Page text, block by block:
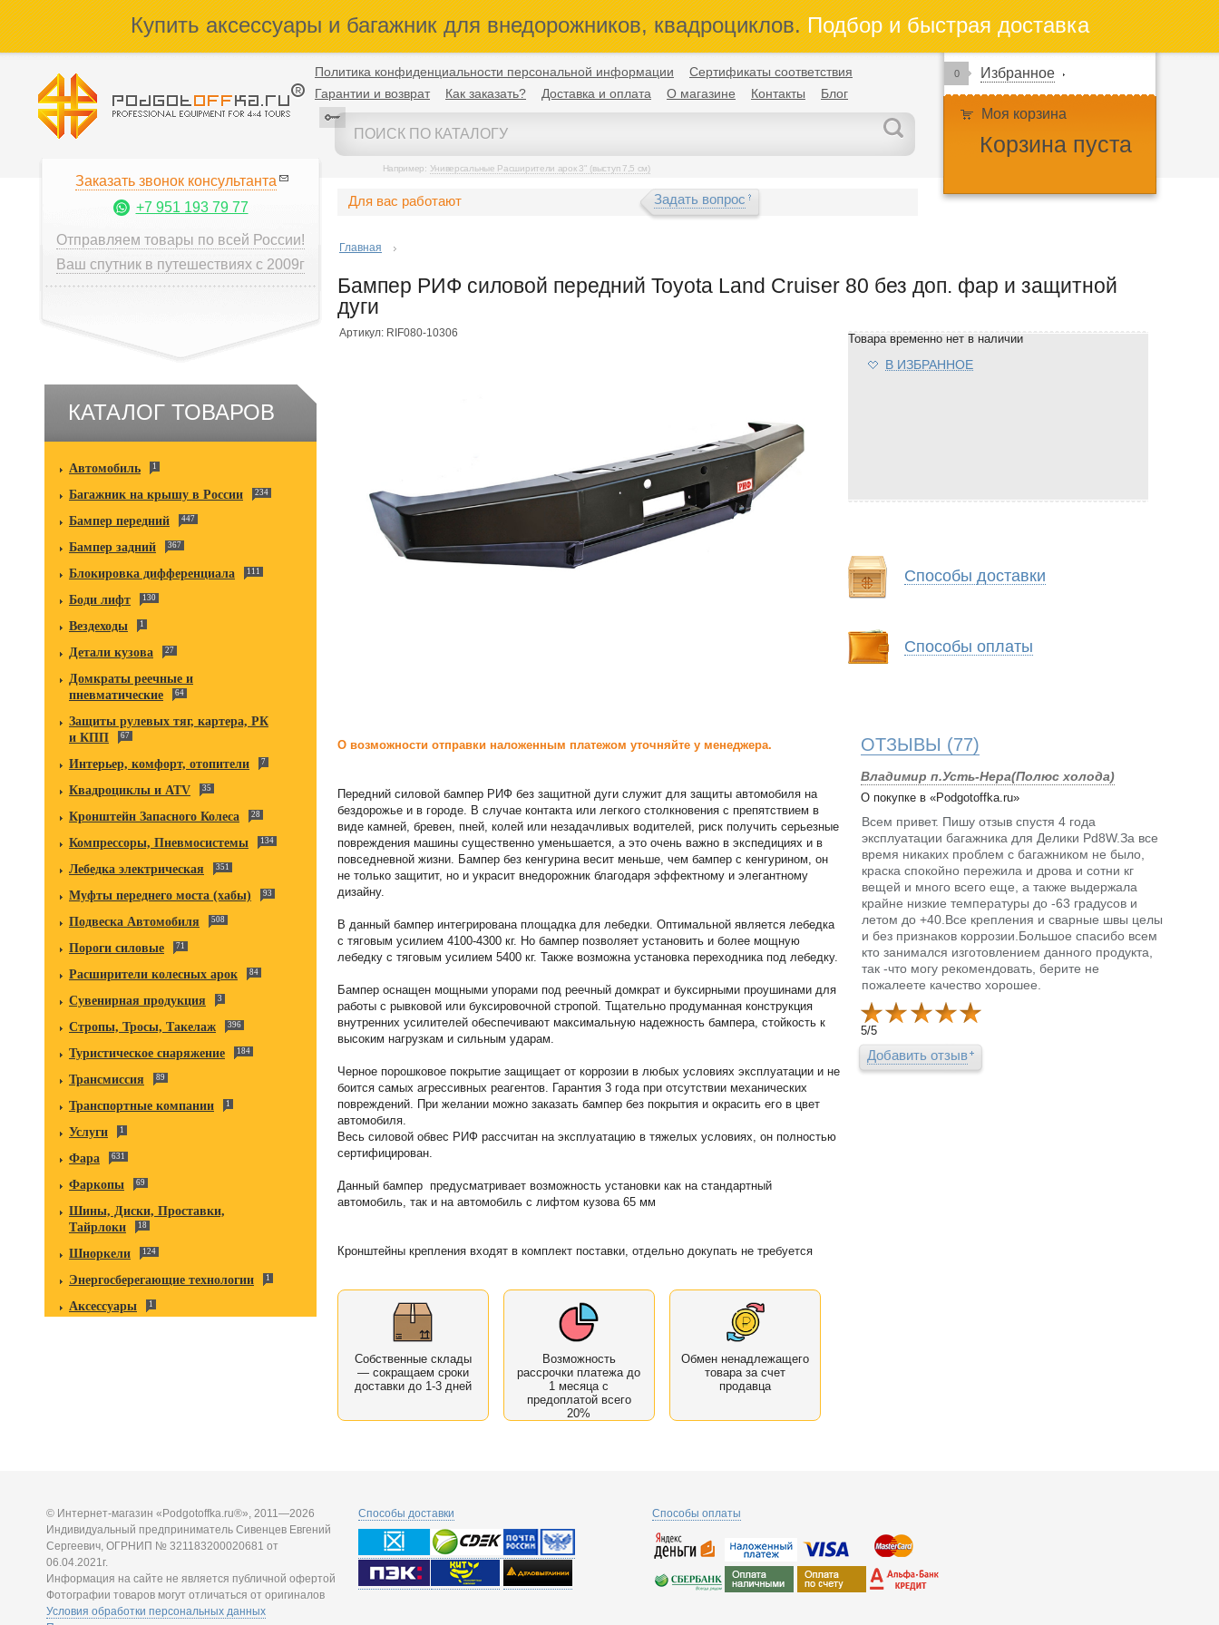
Купить аксессуары и багажник для внедорожников, квадроциклов.Подбор и быстрая доставка
Политика конфиденциальности персональной информации
Сертификаты соответствия
Гарантии и возврат
Как заказать? Доставка и оплата О магазине Контакты Блог
Например: Универсальные Расширители арок 3" (выступ 7,5 см)
0 Избранное
Моя корзина
Корзина пуста
Заказать звонок консультанта
+7 951 193 79 77
Отправляем товары по всей России!
Ваш спутник в путешествиях с 2009г
КАТАЛОГ ТОВАРОВ
Автомобиль 1
Багажник на крышу в России 234
Бампер передний 447
Бампер задний 367
Блокировка дифференциала 111
Боди лифт 130
Вездеходы 1
Детали кузова 27
Домкраты реечные и
пневматические
64
Защиты рулевых тяг, картера, РК
и КПП
67
Интерьер, комфорт, отопители 7
Квадроциклы и ATV 35
Кронштейн Запасного Колеса 28
Компрессоры, Пневмосистемы 134
Лебедка электрическая 351
Муфты переднего моста (хабы) 93
Подвеска Автомобиля 508
Пороги силовые 71
Расширители колесных арок 84
Сувенирная продукция 3
Стропы, Тросы, Такелаж 396
Туристическое снаряжение 184
Трансмиссия 89
Транспортные компании 1
Услуги 1
Фара 631
Фаркопы 69
Шины, Диски, Проставки,
Тайрлоки
18
Шноркели 124
Энергосберегающие технологии 1
Аксессуары 1
Для вас работают Задать вопрос
Главная
Бампер РИФ силовой передний Toyota Land Cruiser 80 без доп. фар и защитной
дуги
Артикул: RIF080-10306
О возможности отправки наложенным платежом уточняйте у менеджера.
Передний силовой бампер РИФ без защитной дуги служит для защиты автомобиля на
бездорожье и в городе. В случае контакта или легкого столкновения с препятствием в
виде камней, бревен, пней, колей или незадачливых водителей, риск получить серьезные
повреждения машины существенно уменьшается, а это очень важно в экспедициях и в
повседневной жизни. Бампер без кенгурина весит меньше, чем бампер с кенгурином, он
не только защитит, но и украсит внедорожник благодаря эффектному и элегантному
дизайну.
В данный бампер интегрирована площадка для лебедки. Оптимальной является лебедка
с тяговым усилием 4100-4300 кг. Но бампер позволяет установить и более мощную
лебедку с тяговым усилием 5400 кг. Также возможна установка переходника под лебедку.
Бампер оснащен мощными упорами под реечный домкрат и буксирными проушинами для
работы с рывковой или буксировочной стропой. Тщательно продуманная конструкция
внутренних усилителей обеспечивают максимальную надежность бампера, стойкость к
высоким нагрузкам и сильным ударам.
Черное порошковое покрытие защищает от коррозии в любых условиях эксплуатации и не
боится самых агрессивных реагентов. Гарантия 3 года при отсутствии механических
повреждений. При желании можно заказать бампер без покрытия и окрасить его в цвет
автомобиля.
Весь силовой обвес РИФ рассчитан на эксплуатацию в тяжелых условиях, он полностью
сертифицирован.
Данный бампер предусматривает возможность установки как на стандартный
автомобиль, так и на автомобиль с лифтом кузова 65 мм
Кронштейны крепления входят в комплект поставки, отдельно докупать не требуется
Собственные склады
— сокращаем сроки
доставки до 1-3 дней
Возможность
рассрочки платежа до
1 месяца с
предоплатой всего
20%
Обмен ненадлежащего
товара за счет
продавца
Товара временно нет в наличии
В ИЗБРАННОЕ
Способы доставки
Способы оплаты
ОТЗЫВЫ (77)
Владимир п.Усть-Нера(Полюс холода)
О покупке в «Podgotoffka.ru»
Всем привет. Пишу отзыв спустя 4 года
эксплуатации багажника для Делики Pd8W.За все
время никаких проблем с багажником не было,
краска спокойно пережила и дрова и сотни кг
вещей и много всего еще, а также выдержала
крайне низкие температуры до -63 градусов и
летом до +40.Все крепления и сварные швы целы
и без признаков коррозии.Большое спасибо всем
кто занимался изготовлением данного продукта,
так -что могу рекомендовать, берите не
пожалеете качество хорошее.
5/5
Добавить отзыв
© Интернет-магазин «Podgotoffka.ru®», 2011—2026
Индивидуальный предприниматель Сивенцев Евгений
Сергеевич, ОГРНИП № 321183200020681 от
06.04.2021г.
Информация на сайте не является публичной офертой
Фотографии товаров могут отличаться от оригиналов
Условия обработки персональных данных
Способы доставки Способы оплаты